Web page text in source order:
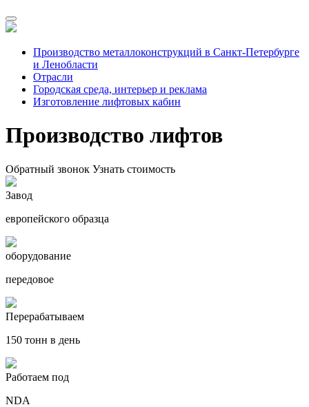
Производство металлоконструкций в Санкт-Петербурге
и Ленобласти
Отрасли
Городская среда, интерьер и реклама
Изготовление лифтовых кабин
Производство лифтов
Обратный звонок Узнать стоимость
Завод
европейского образца
оборудование
передовое
Перерабатываем
150 тонн в день
Работаем под
NDA